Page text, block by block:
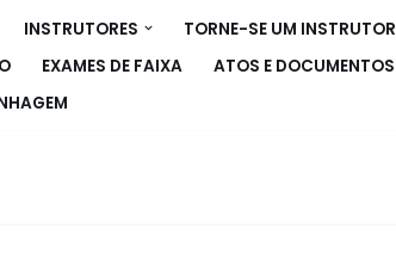
INSTRUTORES
TORNE-SE UM INSTRUTOR
EXAMES DE FAIXA
ATOS E DOCUMENTOS